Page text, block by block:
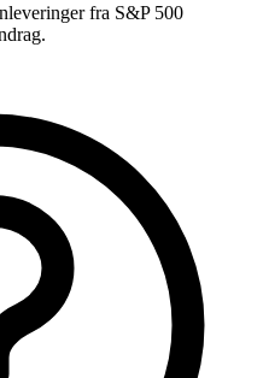
fra S&P 500